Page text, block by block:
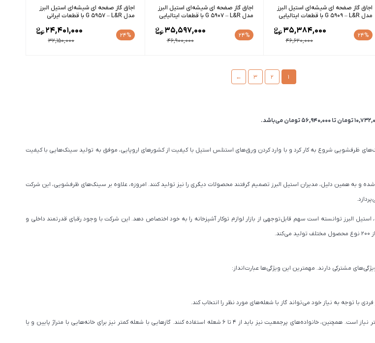
اجاق گاز صفحه ای شیشه‌ای استیل البرز
مدل G 5909 – L&R با قطعات ایتالیایی
24%
46,620,000
35,384,000
اجاق گاز صفحه ای شیشه‌ای استیل البرز
مدل G 5907 – L&R با قطعات ایتالیایی
24%
46,900,000
35,597,000
اجاق گاز صفحه ای شیشه‌ای استیل البرز
مدل G 5957 – L&R با قطعات ایرانی
24%
32,150,000
24,401,000
1
2
3
←
تومانتا56,940,000تومانمی‌باشد.
البرز در سال ۱۳۷۱ با تولید سینک‌های ظرفشویی شروع به کار کرد و با وارد کردن ورق‌های استنلس استیل با کیفیت از کشورهای اروپایی، موفق به تولید سینک‌هایی با کیفیت
و به همین دلیل، مدیران استیل البرز تصمیم گرفتند محصولات دیگری را نیز تولید کنند. امروزه، علاوه بر سینک‌های ظرفشویی، این شرکت
استیل البرز توانسته است سهم قابل‌توجهی از بازار لوازم توکار آشپزخانه را به خود اختصاص دهد. این شرکت با وجود رقبای قدرتمند داخلی و
مشترکی دارند. مهمترین این ویژگی‌ها عبارت‌انداز:
معمولاً برای خانه‌های بزرگ‌تر، گازهایی با شعله بیشتر نیاز است. همچنین، خانواده‌های پرجمعیت نیز باید از 4 تا 6 شعله استفاده کنند. گازهایی با شعله کمتر نیز برای خانه‌هایی با متراژ پایین و یا